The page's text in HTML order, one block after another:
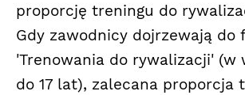
proporcję treningu do
Gdy zawodnicy dojrzewają do
'Trenowania do rywalizacji' (w
do 17 lat), zalecana proporcja